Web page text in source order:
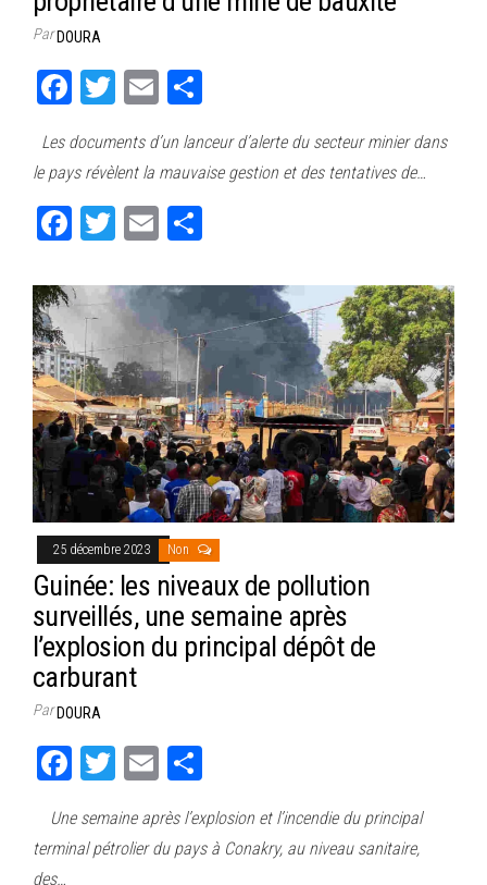
ParDOURA
Fa
bo
ok
T
tt
er
E
ail ag
er
Les documents d’un lanceur d’alerte du secteur minier dans
le pays révèlent la mauvaise gestion et des tentatives de…
Fa
bo
ok
T
tt
er
E
ail ag
er
25 décembre 2023 Non
Guinée: les niveaux de pollution
surveillés, une semaine après
l’explosion du principal dépôt de
carburant
ParDOURA
Fa
bo
ok
T
tt
er
E
ail ag
er
Une semaine après l’explosion et l’incendie du principal
terminal pétrolier du pays à Conakry, au niveau sanitaire,
des…